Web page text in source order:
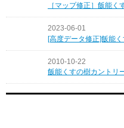
［マップ修正］飯能く
2023-06-01
[高度データ修正]飯能
2010-10-22
飯能くすの樹カントリ